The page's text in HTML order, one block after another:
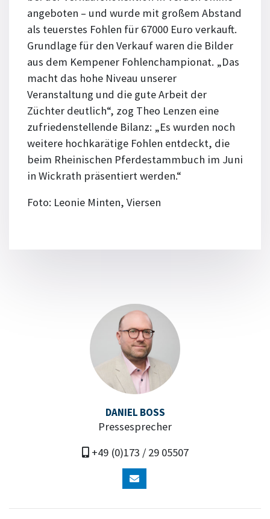
DANIEL BOSS
Pressesprecher
+49 (0)173 / 29 05507
angeboten – und wurde mit großem Abstand
als teuerstes Fohlen für 67000 Euro verkauft.
Grundlage für den Verkauf waren die Bilder
aus dem Kempener Fohlenchampionat. „Das
macht das hohe Niveau unserer
Veranstaltung und die gute Arbeit der
Züchter deutlich“, zog Theo Lenzen eine
zufriedenstellende Bilanz: „Es wurden noch
weitere hochkarätige Fohlen entdeckt, die
beim Rheinischen Pferdestammbuch im Juni
in Wickrath präsentiert werden.“
Foto: Leonie Minten, Viersen